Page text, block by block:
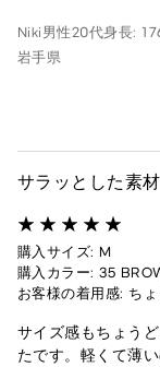
Niki 男性20代身長:
岩手県
サラッとした素
購入サイズ: M
購入カラー: 35
お客様の着用感: ち
サイズ感もちょう
たです。軽くて薄